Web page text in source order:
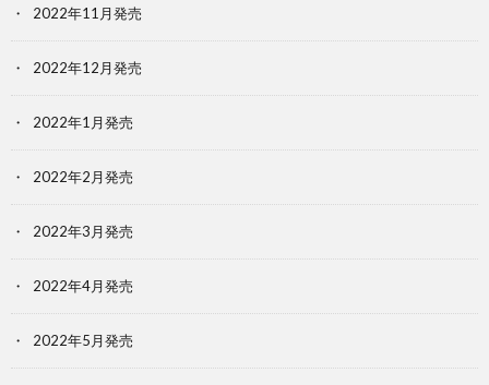
2022年11月発売
2022年12月発売
2022年1月発売
2022年2月発売
2022年3月発売
2022年4月発売
2022年5月発売